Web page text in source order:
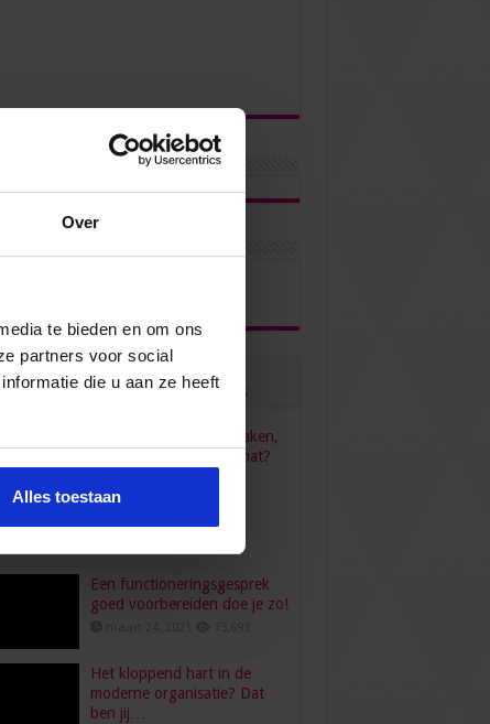
Over
te bieden en om ons
partners voor social
die u aan ze heeft
Alles toestaan
Recent Reacties Tags
HR, HRM, personeelszaken,
P&O… Is het één pot nat?
een secretaresse?
Een functioneringsgesprek
goed voorbereiden doe je zo!
Het kloppend hart in de
moderne organisatie? Dat
ben jij…